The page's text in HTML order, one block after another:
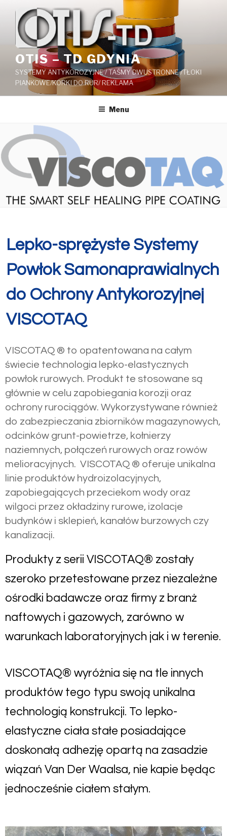
OTIS – TD GDYNIA
SYSTEMY ANTYKOROZYJNE / TAŚMY DWUSTRONNE /TŁOKI
PIANKOWE/KORKI DO RUR/ REKLAMA
Menu
Lepko-sprężyste Systemy
Powłok Samonaprawialnych
do Ochrony Antykorozyjnej
VISCOTAQ
VISCOTAQ ® to opatentowana na całym
świecie technologia lepko-elastycznych
powłok rurowych. Produkt te stosowane są
głównie w celu zapobiegania korozji oraz
ochrony rurociągów. Wykorzystywane również
do zabezpieczania zbiorników magazynowych,
odcinków grunt-powietrze, kołnierzy
naziemnych, połączeń rurowych oraz rowów
melioracyjnych. VISCOTAQ ® oferuje unikalna
linie produktów hydroizolacyjnych,
zapobiegających przeciekom wody oraz
wilgoci przez okładziny rurowe, izolacje
budynków i sklepień, kanałów burzowych czy
kanalizacji.
Produkty z serii VISCOTAQ® zostały
szeroko przetestowane przez niezależne
ośrodki badawcze oraz firmy z branż
naftowych i gazowych, zarówno w
warunkach laboratoryjnych jak i w terenie.
VISCOTAQ® wyróżnia się na tle innych
produktów tego typu swoją unikalna
technologią konstrukcji. To lepko-
elastyczne ciała stałe posiadające
doskonałą adhezję opartą na zasadzie
wiązań Van Der Waalsa, nie kapie będąc
jednocześnie ciałem stałym.